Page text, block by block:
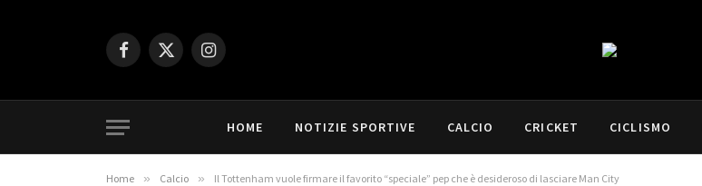
Facebook
X
Instagram
HOME NOTIZIE SPORTIVE CALCIO CRICKET CICLISMO
Home » Calcio » Il Tottenham vuole firmare il favorito “speciale” pep che è desideroso di lasciare Man City